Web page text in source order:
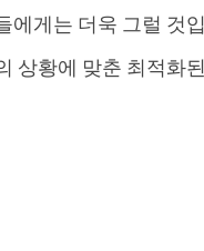
에게는 더욱 그럴 것
상황에 맞춘 최적화